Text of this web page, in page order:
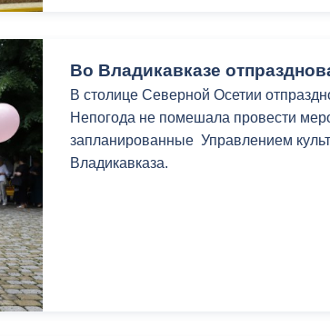
Выборы 2026
Во Владикавказе
В столице Северной Осетии
Непогода не помешала провести
запланированные Управлением
Владикавказа.